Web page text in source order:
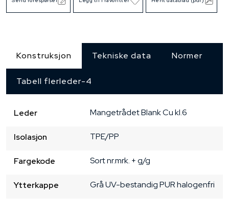
Konstruksjon Tekniske data Normer
Tabell flerleder-4
Leder MangetrådetBlank Cukl.6
Isolasjon TPE/PP
Fargekode Sort nr.mrk. + g/g
Ytterkappe GråUV-bestandig PURhalogenfri